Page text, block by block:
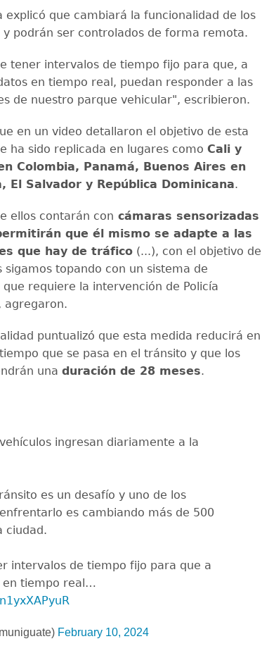
explicó que cambiará la funcionalidad de los
y podrán ser controlados de forma remota.
tener intervalos de tiempo fijo para que, a
en tiempo real, puedan responder a las
de nuestro parque vehicular", escribieron.
en un video detallaron el objetivo de esta
ha sido replicada en lugares como Cali y
Colombia, Panamá, Buenos Aires en
El Salvador y República Dominicana.
ellos contarán con cámaras sensorizadas
que él mismo se adapte a las
que hay de tráfico (...), con el objetivo de
sigamos topando con un sistema de
requiere la intervención de Policía
agregaron.
puntualizó que esta medida reducirá en
que se pasa en el tránsito y que los
una duración de 28 meses.
ingresan diariamente a la
es un desafío y uno de los
es cambiando más de 500
ciudad.
intervalos de tiempo fijo para que a
en tiempo real…
February 10, 2024